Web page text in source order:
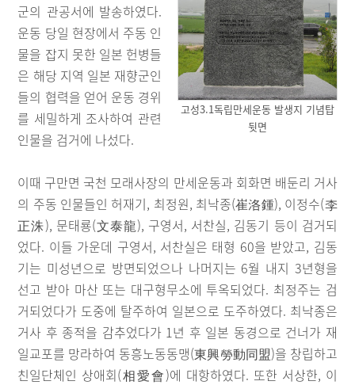
고성3.1독립만세운동 발생지 기념탑
뒷면
군의 관공서에 발송하였다.
운동 당일 현장에서 주동 인
물을 잡지 못한 일본 헌병들
은 해당 지역 일본 재향군인
들의 협력을 얻어 운동 경위
를 세밀하게 조사하여 관련
인물을 검거에 나섰다.
이때 구만면 국천 모래사장의 만세운동과 회화면 배둔리 거사
의 주동 인물들인 허재기, 최정원, 최낙종(崔洛鍾), 이정수(李
正洙), 문태룡(文泰龍), 구영서, 서찬실, 김동기 등이 검거되
었다. 이들 가운데 구영서, 서찬실은 태형 60을 받았고, 김동
기는 미성년으로 방면되었으나 나머지는 6월 내지 3년형을
선고 받아 마산 또는 대구형무소에 투옥되었다. 최정주는 검
거되었다가 도중에 탈주하여 일본으로 도주하였다. 최낙종은
거사 후 종적을 감추었다가 1년 후 일본 동경으로 건너가 재
일교포를 망라하여 동흥노동동맹(東興勞動同盟)을 창립하고
친일단체인 상애회(相愛會)에 대항하였다. 또한 서상한, 이